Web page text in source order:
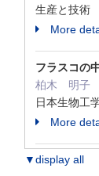
生産と技
More
フラスコの
柏木 明子
日本生物
More
▼display all